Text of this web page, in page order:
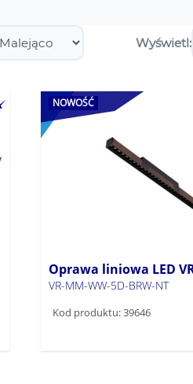
Wyświetl:
NOWOŚĆ
Oprawa liniowa LED
VR-MM-WW-5D-BRW-NT
Kod produktu: 39646